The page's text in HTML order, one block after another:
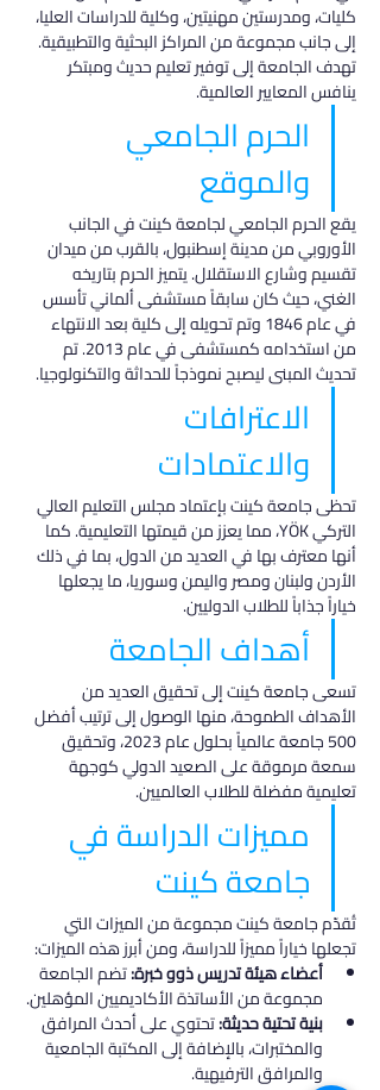
كليات، ومدرستين مهنيتين، وكلية للدراسات العليا،
إلى جانب مجموعة من المراكز البحثية والتطبيقية.
تهدف الجامعة إلى توفير تعليم حديث ومبتكر
ينافس المعايير العالمية.
الحرم الجامعي
والموقع
يقع الحرم الجامعي لجامعة كينت في الجانب
الأوروبي من مدينة إسطنبول، بالقرب من ميدان
تقسيم وشارع الاستقلال. يتميز الحرم بتاريخه
الغني، حيث كان سابقاً مستشفى ألماني تأسس
في عام 1846 وتم تحويله إلى كلية بعد الانتهاء
من استخدامه كمستشفى في عام 2013. تم
تحديث المبنى ليصبح نموذجاً للحداثة والتكنولوجيا.
الاعترافات
والاعتمادات
تحظى جامعة كينت بإعتماد مجلس التعليم العالي
التركي YÖK، مما يعزز من قيمتها التعليمية. كما
أنها معترف بها في العديد من الدول، بما في ذلك
الأردن ولبنان ومصر واليمن وسوريا، ما يجعلها
خياراً جذاباً للطلاب الدوليين.
أهداف الجامعة
تسعى جامعة كينت إلى تحقيق العديد من
الأهداف الطموحة، منها الوصول إلى ترتيب أفضل
500 جامعة عالمياً بحلول عام 2023، وتحقيق
سمعة مرموقة على الصعيد الدولي كوجهة
تعليمية مفضلة للطلاب العالميين.
مميزات الدراسة في
جامعة كينت
تُقدّم جامعة كينت مجموعة من الميزات التي
تجعلها خياراً مميزاً للدراسة، ومن أبرز هذه الميزات:
أعضاء هيئة تدريس ذوو خبرة: تضم الجامعة
مجموعة من الأساتذة الأكاديميين المؤهلين.
بنية تحتية حديثة: تحتوي على أحدث المرافق
والمختبرات، بالإضافة إلى المكتبة الجامعية
والمرافق الترفيهية.